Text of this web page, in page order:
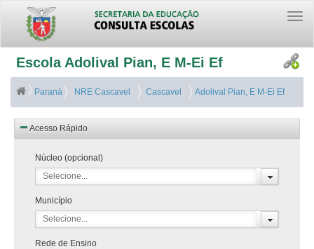
Escola Adolival Pian, E M-Ei Ef
Paraná NRE Cascavel Cascavel Adolival Pian, E M-Ei Ef
Acesso Rápido
Núcleo (opcional)
Selecione...
Município
Selecione...
Rede de Ensino